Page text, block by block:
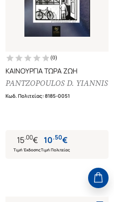
(0)
ΚΑΙΝΟΥΡΓΙΑ ΤΩΡΑ ΖΩΗ
PANTZOPOULOS D. YIANNIS
Κωδ. Πολιτείας:8185-0051
15.00€
Τιμή Έκδοσης
10.50€
Τιμή Πολιτείας